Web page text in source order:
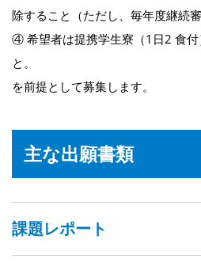
除すること（ただし、毎年度継続審
④ 希望者は提携学生寮（1日2 食付
と。
を前提として募集します。
主な出願書類
課題レポート